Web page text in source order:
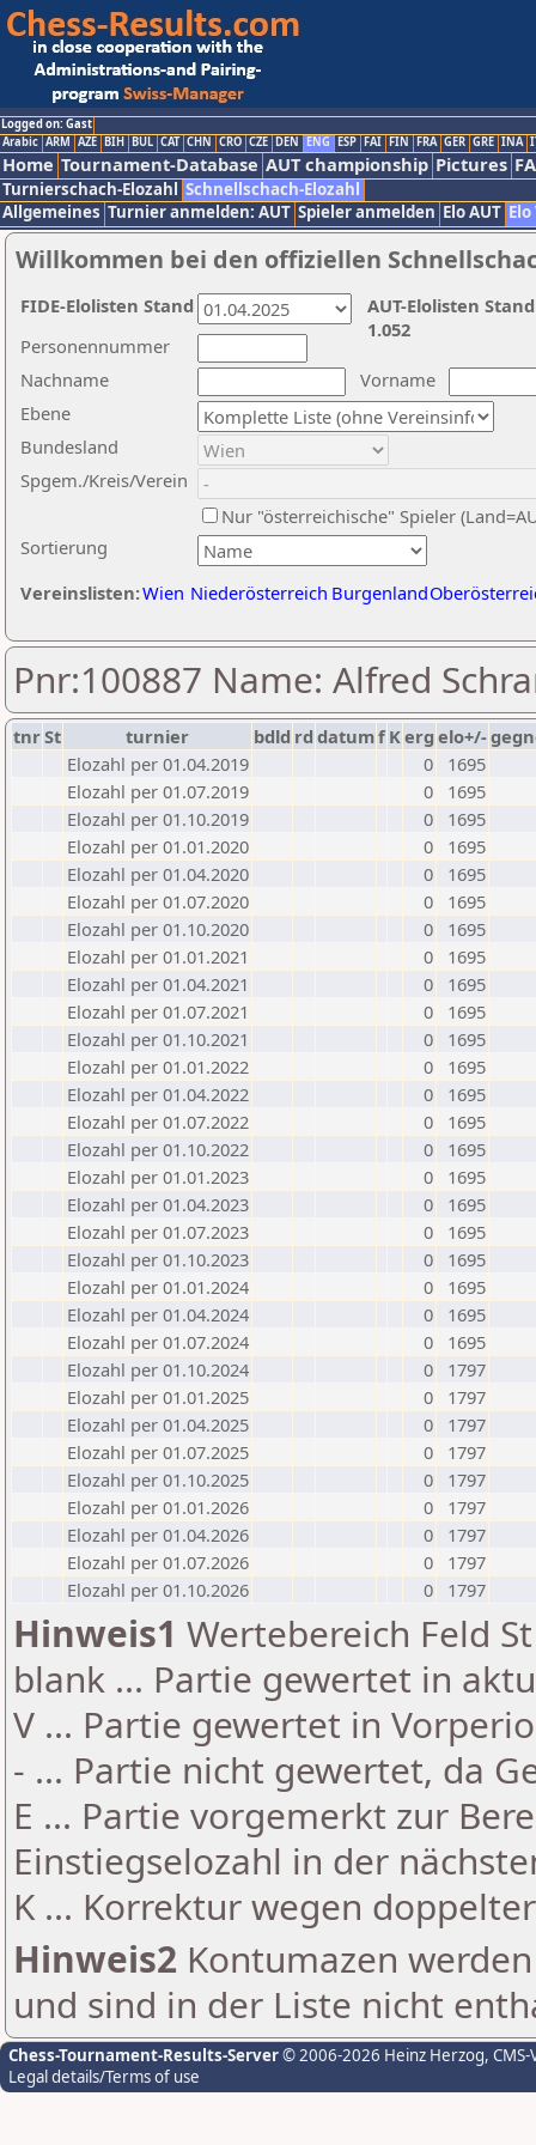
Logged on: Gast
Arabic ARM AZE BIH BUL CAT CHN CRO CZE DEN ENG ESP FAI FIN FRA GER GRE INA
Home Tournament-Database AUT championship Pictures
Turnierschach-Elozahl Schnellschach-Elozahl
Allgemeines Turnier anmelden: AUT Spieler anmelden Elo AUT
Willkommen bei den offiziellen
Nachname
Vorname
Ebene
Sortierung
Personennummer
Bundesland
Spgem./Kreis/Verein
Nur "österreichische" Spieler
Vereinslisten:Wien Niederösterreich Burgenland
AUT-Elolisten
1.052
FIDE-Elolisten Stand
Pnr:100887 Name: Alfred
tnrSt turnier bdld rd datumf Kerg elo+/-
Elozahl per 01.04.2019
0
1695
Elozahl per 01.07.2019
0
1695
Elozahl per 01.10.2019
0
1695
Elozahl per 01.01.2020
0
1695
Elozahl per 01.04.2020
0
1695
Elozahl per 01.07.2020
0
1695
Elozahl per 01.10.2020
0
1695
Elozahl per 01.01.2021
0
1695
Elozahl per 01.04.2021
0
1695
Elozahl per 01.07.2021
0
1695
Elozahl per 01.10.2021
0
1695
Elozahl per 01.01.2022
0
1695
Elozahl per 01.04.2022
0
1695
Elozahl per 01.07.2022
0
1695
Elozahl per 01.10.2022
0
1695
Elozahl per 01.01.2023
0
1695
Elozahl per 01.04.2023
0
1695
Elozahl per 01.07.2023
0
1695
Elozahl per 01.10.2023
0
1695
Elozahl per 01.01.2024
0
1695
Elozahl per 01.04.2024
0
1695
Elozahl per 01.07.2024
0
1695
Elozahl per 01.10.2024
0
1797
Elozahl per 01.01.2025
0
1797
Elozahl per 01.04.2025
0
1797
Elozahl per 01.07.2025
0
1797
Elozahl per 01.10.2025
0
1797
Elozahl per 01.01.2026
0
1797
Elozahl per 01.04.2026
0
1797
Elozahl per 01.07.2026
0
1797
Elozahl per 01.10.2026
0 1797
Hinweis1 Wertebereich Feld
blank ... Partie gewertet in
V ... Partie gewertet in
- ... Partie nicht gewertet, da
E ... Partie vorgemerkt zur
Einstiegselozahl in der
K ... Korrektur wegen
Hinweis2 Kontumazen
und sind in der Liste nicht
Chess-Tournament-Results-Server© 2006-2026 Heinz Herzog,
Legal details/Terms of use